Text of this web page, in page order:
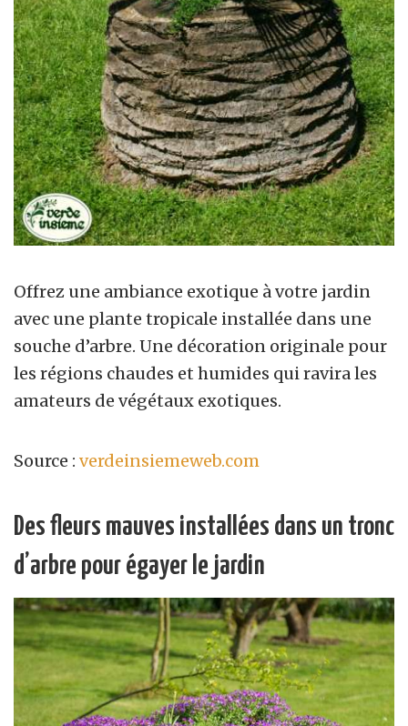
Offrez une ambiance exotique à votre jardin
avec une plante tropicale installée dans une
souche d’arbre. Une décoration originale pour
les régions chaudes et humides qui ravira les
amateurs de végétaux exotiques.
Source : verdeinsiemeweb.com
Des fleurs mauves installées dans un tronc
d’arbre pour égayer le jardin